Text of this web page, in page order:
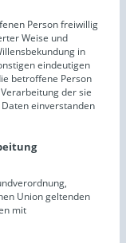
Person freiwillig
Weise und
in
eindeutigen
betroffene Person
der sie
einverstanden
Union geltenden
mit